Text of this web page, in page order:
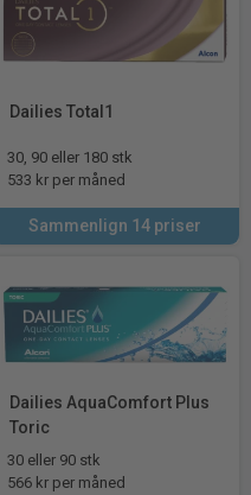
Dailies Total1
30, 90 eller 180 stk
533 kr per måned
Sammenlign 14 priser
Dailies AquaComfort Plus
Toric
30 eller 90 stk
566 kr per måned